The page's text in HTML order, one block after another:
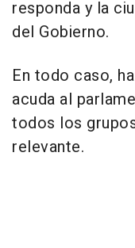
responda y la
del Gobierno.
En todo caso,
acuda al
todos los
relevante.